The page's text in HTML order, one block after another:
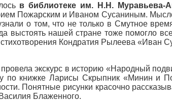
в библиотеке им. Н.Н. Муравьева-
Пожарским и Иваном Сусаниным.
о том, что не только в Смутное
выстоять нашей стране тоже помогло
Кондратия Рылеева «Иван
экскурс в историю «Народный
по книжке Ларисы Скрыпник «Минин и
Понятные рисунки красочно
Блаженного.